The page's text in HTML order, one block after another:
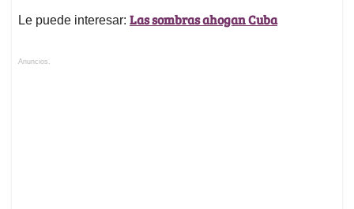
Le puede interesar: Las sombras ahogan Cuba
Anuncios.